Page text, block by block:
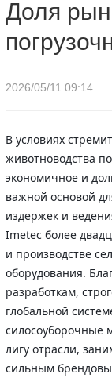
Доля
2026/05/11 09:14
В условиях
животноводства
экономичное и
важной основой
издержек и
Imetec более
и производстве
оборудования.
разработкам,
глобальной
силосоуборочные
лигу отрасли,
сильным